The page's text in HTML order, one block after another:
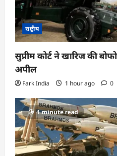
राष्ट्रीय
सुप्रीम कोर्ट ने खारिज की
अपील
Fark India 1 hour ago 0
1 minute read